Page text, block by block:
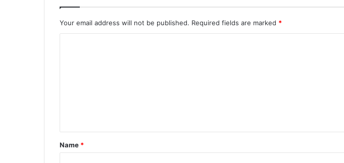
Your email address will not be published. Required fields are marked *
t
*
Name *